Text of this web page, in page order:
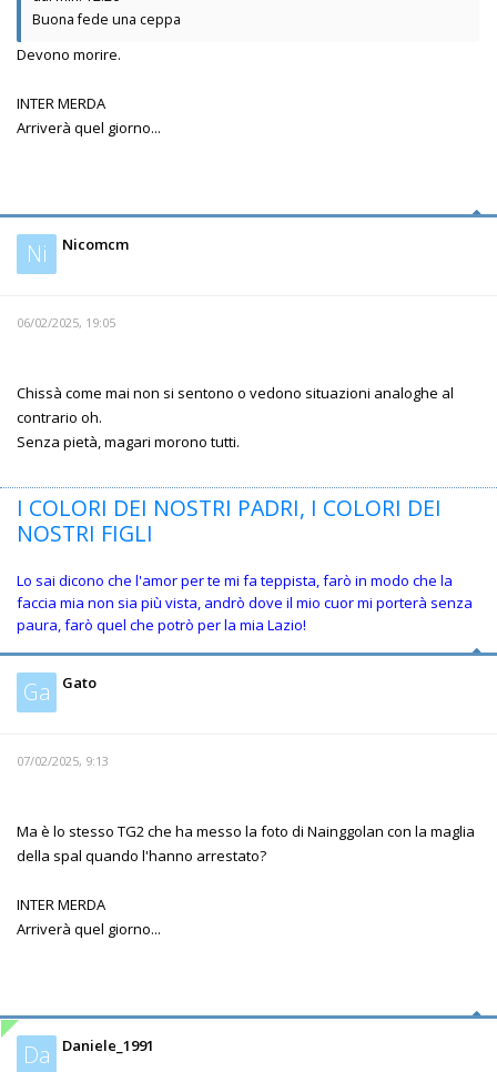
Buona fede una ceppa
Devono morire.
INTER MERDA
Arriverà quel giorno...
Ni Nicomcm
06/02/2025, 19:05
Chissà come mai non si sentono o vedono situazioni analoghe al
contrario oh.
Senza pietà, magari morono tutti.
I COLORI DEI NOSTRI PADRI, I COLORI DEI
NOSTRI FIGLI
Lo sai dicono che l'amor per te mi fa teppista, farò in modo che la
faccia mia non sia più vista, andrò dove il mio cuor mi porterà senza
paura, farò quel che potrò per la mia Lazio!
Ga Gato
07/02/2025, 9:13
Ma è lo stesso TG2 che ha messo la foto di Nainggolan con la maglia
della spal quando l'hanno arrestato?
INTER MERDA
Arriverà quel giorno...
Da Daniele_1991